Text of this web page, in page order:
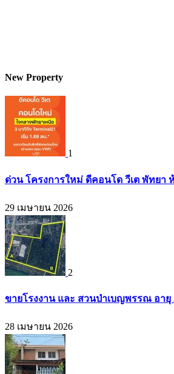
New Property
1
ด่วน โครงการใหม่ ดีคอนโด วีเต พัทยา
29 เมษายน 2026
2
ขายโรงงาน และ สวนป่าเบญพรรณ อายุ
28 เมษายน 2026